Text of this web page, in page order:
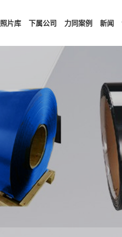
照片库 下属公司 力同案例 新闻